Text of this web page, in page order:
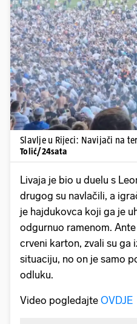
Slavlje u Rijeci: Navijači na
Tolić/24sata
Livaja je bio u duelu s
drugog su navlačili, a
je hajdukovca koji ga je
odgurnuo ramenom.
crveni karton, zvali su ga
situaciju, no on je samo
odluku.
Video pogledajte OVDJE